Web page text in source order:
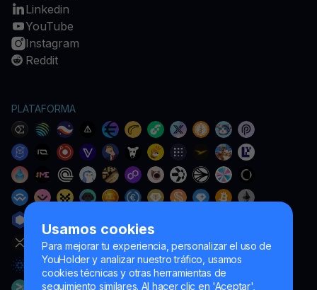
Usamos cookies
Para mejorar tu experiencia, personalizar el uso de
YouHolder y analizar nuestro tráfico, usamos
cookies técnicas y otras herramientas de
seguimiento similares. Al hacer clic en 'Aceptar',
Linkedin
YouTube
Instagram
Reddit
PLATAFORMA